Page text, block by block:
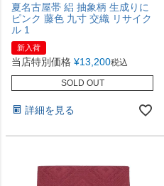
夏名古屋帯 絽 抽象柄 生成りに
ピンク 藤色 九寸 交織 リサイク
ル 1
新入荷
当店特別価格 ¥13,200税込
SOLD OUT
詳細を見る